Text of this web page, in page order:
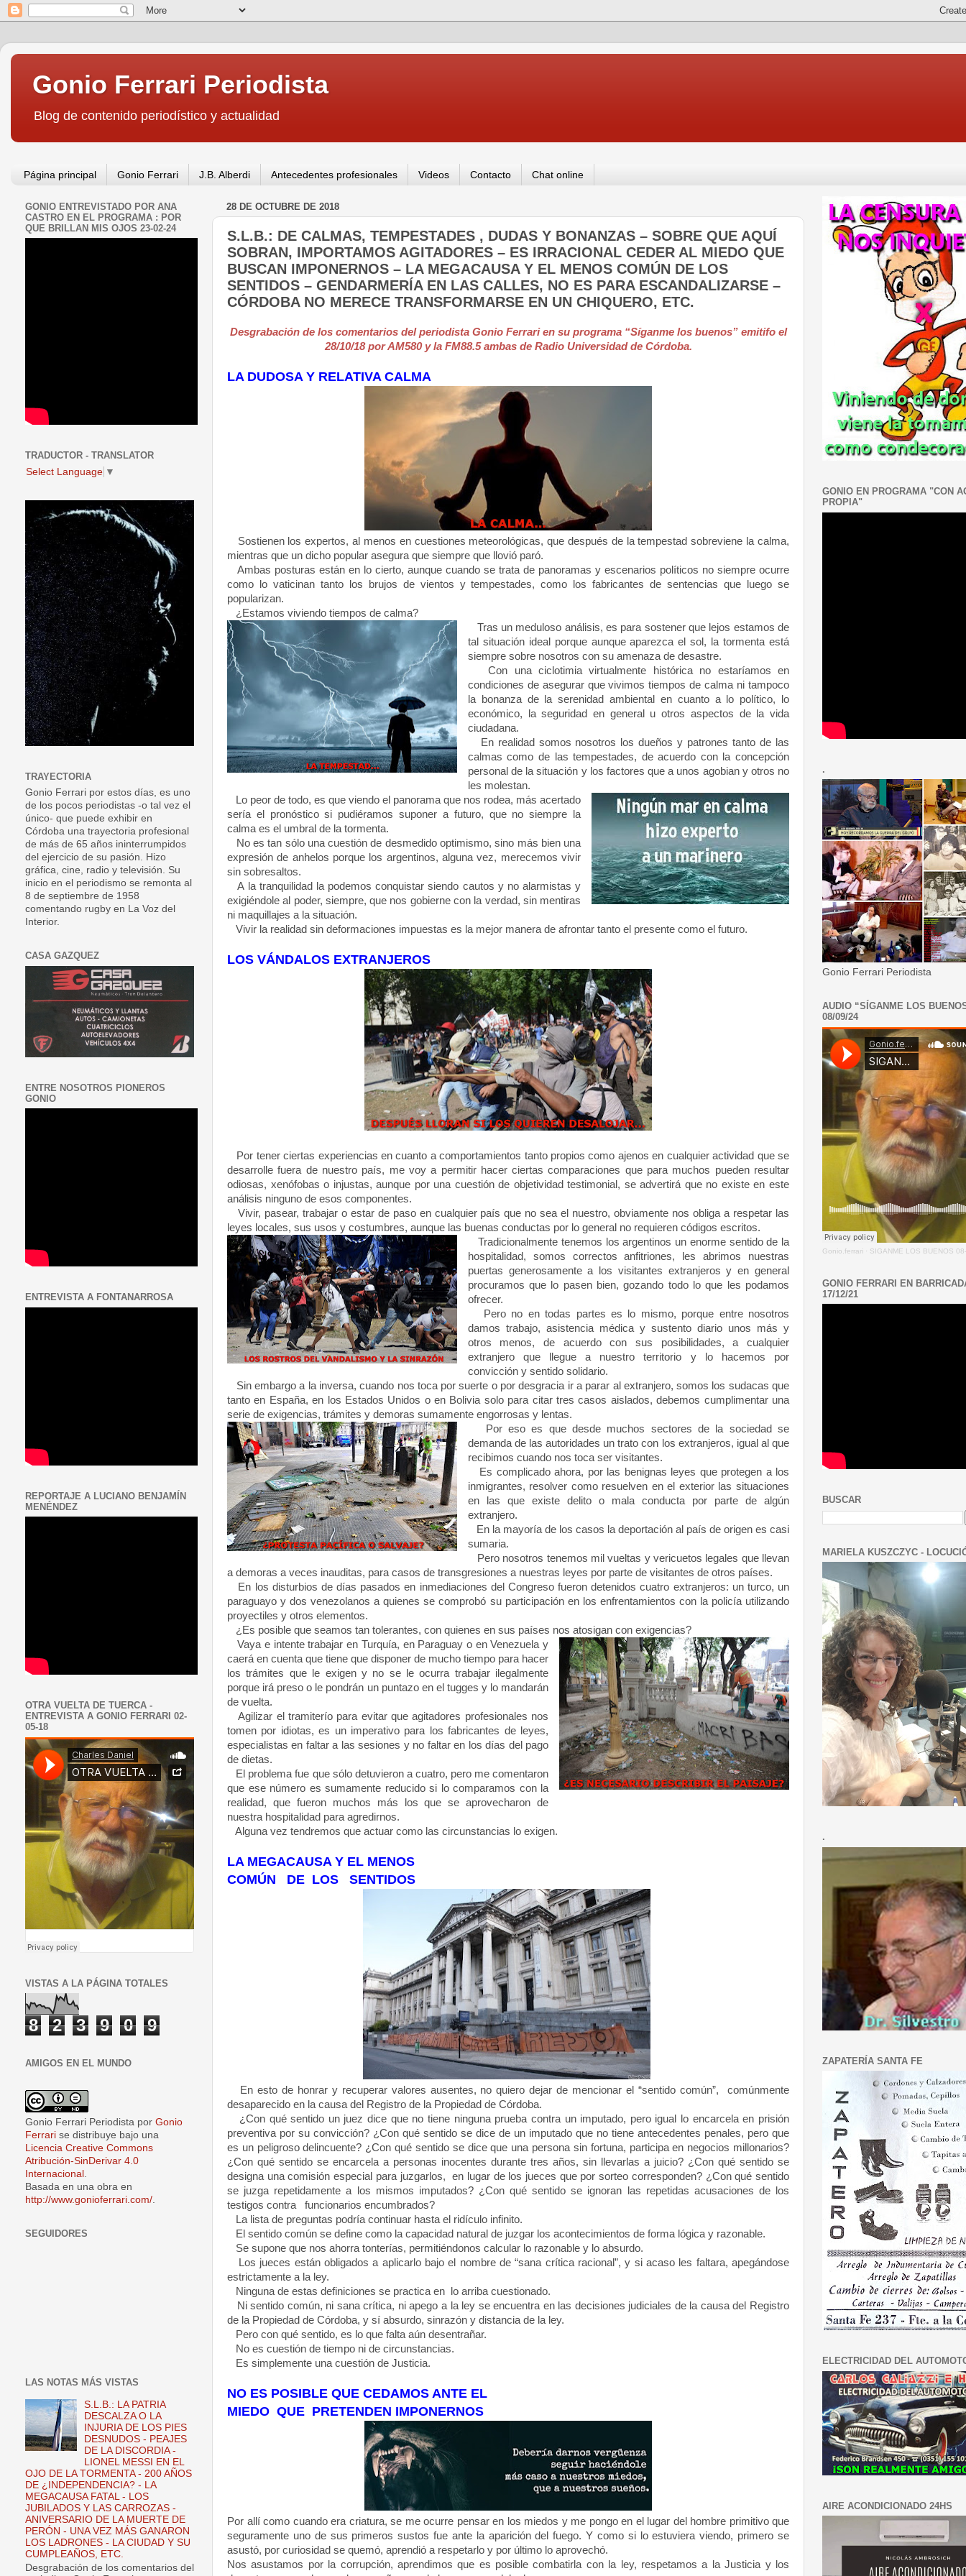
Gonio Ferrari Periodista
Blog de contenido periodístico y actualidad
Página principal Gonio Ferrari J.B. Alberdi Antecedentes profesionales Videos Contacto Chat online
28 DE OCTUBRE DE 2018
S.L.B.: DE CALMAS, TEMPESTADES , DUDAS Y BONANZAS – SOBRE QUE AQUÍ
SOBRAN, IMPORTAMOS AGITADORES – ES IRRACIONAL CEDER AL MIEDO QUE
BUSCAN IMPONERNOS – LA MEGACAUSA Y EL MENOS COMÚN DE LOS
SENTIDOS – GENDARMERÍA EN LAS CALLES, NO ES PARA ESCANDALIZARSE –
CÓRDOBA NO MERECE TRANSFORMARSE EN UN CHIQUERO, ETC.
Desgrabación de los comentarios del periodista Gonio Ferrari en su programa “Síganme los buenos” emitifo el
28/10/18 por AM580 y la FM88.5 ambas de Radio Universidad de Córdoba.
LA DUDOSA Y RELATIVA CALMA
Sostienen los expertos, al menos en cuestiones meteorológicas, que después de la tempestad sobreviene la calma,
mientras que un dicho popular asegura que siempre que llovió paró.
Ambas posturas están en lo cierto, aunque cuando se trata de panoramas y escenarios políticos no siempre ocurre
como lo vaticinan tanto los brujos de vientos y tempestades, como los fabricantes de sentencias que luego se
popularizan.
¿Estamos viviendo tiempos de calma?
Tras un meduloso análisis, es para sostener que lejos estamos de
tal situación ideal porque aunque aparezca el sol, la tormenta está
siempre sobre nosotros con su amenaza de desastre.
Con una ciclotimia virtualmente histórica no estaríamos en
condiciones de asegurar que vivimos tiempos de calma ni tampoco
la bonanza de la serenidad ambiental en cuanto a lo político, lo
económico, la seguridad en general u otros aspectos de la vida
ciudadana.
En realidad somos nosotros los dueños y patrones tanto de las
calmas como de las tempestades, de acuerdo con la concepción
personal de la situación y los factores que a unos agobian y otros no
les molestan.
Lo peor de todo, es que viendo el panorama que nos rodea, más acertado
sería el pronóstico si pudiéramos suponer a futuro, que no siempre la
calma es el umbral de la tormenta.
No es tan sólo una cuestión de desmedido optimismo, sino más bien una
expresión de anhelos porque los argentinos, alguna vez, merecemos vivir
sin sobresaltos.
A la tranquilidad la podemos conquistar siendo cautos y no alarmistas y
exigiéndole al poder, siempre, que nos gobierne con la verdad, sin mentiras
ni maquillajes a la situación.
Vivir la realidad sin deformaciones impuestas es la mejor manera de afrontar tanto el presente como el futuro.
LOS VÁNDALOS EXTRANJEROS
Por tener ciertas experiencias en cuanto a comportamientos tanto propios como ajenos en cualquier actividad que se
desarrolle fuera de nuestro país, me voy a permitir hacer ciertas comparaciones que para muchos pueden resultar
odiosas, xenófobas o injustas, aunque por una cuestión de objetividad testimonial, se advertirá que no existe en este
análisis ninguno de esos componentes.
Vivir, pasear, trabajar o estar de paso en cualquier país que no sea el nuestro, obviamente nos obliga a respetar las
leyes locales, sus usos y costumbres, aunque las buenas conductas por lo general no requieren códigos escritos.
Tradicionalmente tenemos los argentinos un enorme sentido de la
hospitalidad, somos correctos anfitriones, les abrimos nuestras
puertas generosamente a los visitantes extranjeros y en general
procuramos que lo pasen bien, gozando todo lo que les podamos
ofrecer.
Pero no en todas partes es lo mismo, porque entre nosotros
damos trabajo, asistencia médica y sustento diario unos más y
otros menos, de acuerdo con sus posibilidades, a cualquier
extranjero que llegue a nuestro territorio y lo hacemos por
convicción y sentido solidario.
Sin embargo a la inversa, cuando nos toca por suerte o por desgracia ir a parar al extranjero, somos los sudacas que
tanto en España, en los Estados Unidos o en Bolivia solo para citar tres casos aislados, debemos cumplimentar una
serie de exigencias, trámites y demoras sumamente engorrosas y lentas.
Por eso es que desde muchos sectores de la sociedad se
demanda de las autoridades un trato con los extranjeros, igual al que
recibimos cuando nos toca ser visitantes.
Es complicado ahora, por las benignas leyes que protegen a los
inmigrantes, resolver como resuelven en el exterior las situaciones
en las que existe delito o mala conducta por parte de algún
extranjero.
En la mayoría de los casos la deportación al país de origen es casi
sumaria.
Pero nosotros tenemos mil vueltas y vericuetos legales que llevan
a demoras a veces inauditas, para casos de transgresiones a nuestras leyes por parte de visitantes de otros países.
En los disturbios de días pasados en inmediaciones del Congreso fueron detenidos cuatro extranjeros: un turco, un
paraguayo y dos venezolanos a quienes se comprobó su participación en los enfrentamientos con la policía utilizando
proyectiles y otros elementos.
¿Es posible que seamos tan tolerantes, con quienes en sus países nos atosigan con exigencias?
Vaya e intente trabajar en Turquía, en Paraguay o en Venezuela y
caerá en cuenta que tiene que disponer de mucho tiempo para hacer
los trámites que le exigen y no se le ocurra trabajar ilegalmente
porque irá preso o le pondrán un puntazo en el tugges y lo mandarán
de vuelta.
Agilizar el tramiterío para evitar que agitadores profesionales nos
tomen por idiotas, es un imperativo para los fabricantes de leyes,
especialistas en faltar a las sesiones y no faltar en los días del pago
de dietas.
El problema fue que sólo detuvieron a cuatro, pero me comentaron
que ese número es sumamente reducido si lo comparamos con la
realidad, que fueron muchos más los que se aprovecharon de
nuestra hospitalidad para agredirnos.
Alguna vez tendremos que actuar como las circunstancias lo exigen.
LA MEGACAUSA Y EL MENOS
COMÚN DE LOS SENTIDOS
En esto de honrar y recuperar valores ausentes, no quiero dejar de mencionar el “sentido común”, comúnmente
desaparecido en la causa del Registro de la Propiedad de Córdoba.
¿Con qué sentido un juez dice que no tiene ninguna prueba contra un imputado, pero igual lo encarcela en prisión
preventiva por su convicción? ¿Con qué sentido se dice de un imputado que no tiene antecedentes penales, pero que
es un peligroso delincuente? ¿Con qué sentido se dice que una persona sin fortuna, participa en negocios millonarios?
¿Con qué sentido se encarcela a personas inocentes durante tres años, sin llevarlas a juicio? ¿Con qué sentido se
designa una comisión especial para juzgarlos, en lugar de los jueces que por sorteo corresponden? ¿Con qué sentido
se juzga repetidamente a los mismos imputados? ¿Con qué sentido se ignoran las repetidas acusaciones de los
testigos contra funcionarios encumbrados?
La lista de preguntas podría continuar hasta el ridículo infinito.
El sentido común se define como la capacidad natural de juzgar los acontecimientos de forma lógica y razonable.
Se supone que nos ahorra tonterías, permitiéndonos calcular lo razonable y lo absurdo.
Los jueces están obligados a aplicarlo bajo el nombre de “sana crítica racional”, y si acaso les faltara, apegándose
estrictamente a la ley.
Ninguna de estas definiciones se practica en lo arriba cuestionado.
Ni sentido común, ni sana crítica, ni apego a la ley se encuentra en las decisiones judiciales de la causa del Registro
de la Propiedad de Córdoba, y sí absurdo, sinrazón y distancia de la ley.
Pero con qué sentido, es lo que falta aún desentrañar.
No es cuestión de tiempo ni de circunstancias.
Es simplemente una cuestión de Justicia.
NO ES POSIBLE QUE CEDAMOS ANTE EL
MIEDO QUE PRETENDEN IMPONERNOS
Por allí como cuando era criatura, se me ocurre pensar en los miedos y me pongo en el lugar del hombre primitivo que
seguramente uno de sus primeros sustos fue ante la aparición del fuego. Y como si lo estuviera viendo, primero se
asustó, por curiosidad se quemó, aprendió a respetarlo y por último lo aprovechó.
Nos asustamos por la corrupción, aprendimos que es posible combatirla con la ley, respetamos a la Justicia y los
GONIO ENTREVISTADO POR ANA
CASTRO EN EL PROGRAMA : POR
QUE BRILLAN MIS OJOS 23-02-24
TRADUCTOR - TRANSLATOR
Select Language ▼
TRAYECTORIA
Gonio Ferrari por estos días, es uno
de los pocos periodistas -o tal vez el
único- que puede exhibir en
Córdoba una trayectoria profesional
de más de 65 años ininterrumpidos
del ejercicio de su pasión. Hizo
gráfica, cine, radio y televisión. Su
inicio en el periodismo se remonta al
8 de septiembre de 1958
comentando rugby en La Voz del
Interior.
CASA GAZQUEZ
ENTRE NOSOTROS PIONEROS
GONIO
ENTREVISTA A FONTANARROSA
REPORTAJE A LUCIANO BENJAMÍN
MENÉNDEZ
OTRA VUELTA DE TUERCA -
ENTREVISTA A GONIO FERRARI 02-
05-18
VISTAS A LA PÁGINA TOTALES
8 2 3 9 0 9
AMIGOS EN EL MUNDO
Gonio Ferrari Periodista por Gonio
Ferrari se distribuye bajo una
Licencia Creative Commons
Atribución-SinDerivar 4.0
Internacional .
Basada en una obra en
http://www.gonioferrari.com/.
SEGUIDORES
LAS NOTAS MÁS VISTAS
S.L.B.: LA PATRIA
DESCALZA O LA
INJURIA DE LOS PIES
DESNUDOS - PEAJES
DE LA DISCORDIA -
LIONEL MESSI EN EL
OJO DE LA TORMENTA - 200 AÑOS
DE ¿INDEPENDENCIA? - LA
MEGACAUSA FATAL - LOS
JUBILADOS Y LAS CARROZAS -
ANIVERSARIO DE LA MUERTE DE
PERÓN - UNA VEZ MÁS GANARON
LOS LADRONES - LA CIUDAD Y SU
CUMPLEAÑOS, ETC.
Desgrabación de los comentarios del
GONIO EN PROGRAMA "CON
PROPIA"
.
Gonio Ferrari Periodista
AUDIO “SÍGANME LOS
08/09/24
Gonio.ferrari · SIGANME LOS BUENOS
GONIO FERRARI EN
17/12/21
BUSCAR
MARIELA KUSZCZYC -
.
ZAPATERÍA SANTA FE
ELECTRICIDAD DEL
AIRE ACONDICIONADO 24HS